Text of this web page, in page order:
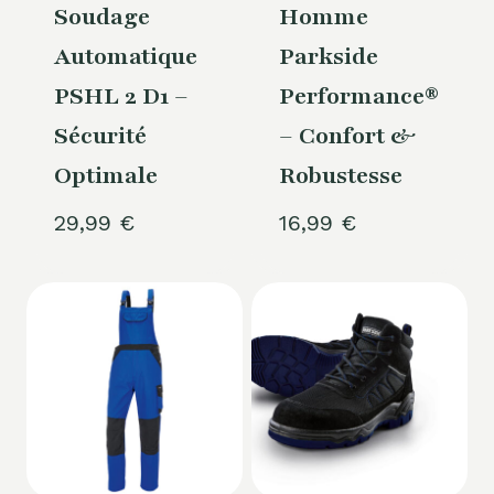
Soudage
Automatique
PSHL 2 D1 –
Sécurité
Optimale
29,99 €
Homme
Parkside
Performance®
– Confort &
Robustesse
16,99 €